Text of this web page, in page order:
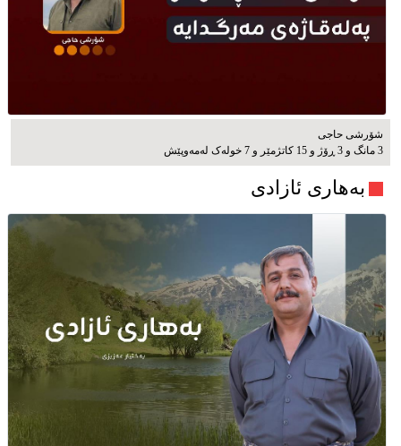
شۆرشی حاجی
3 مانگ و 3 ڕۆژ و 15 کاتژمێر و 7 خوله‌ک له‌مه‌وپێش‌
بەهاری ئازادی